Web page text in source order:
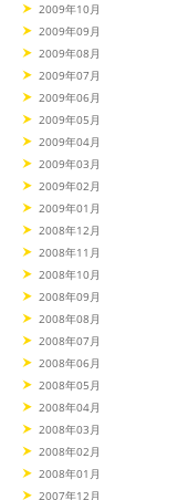
2009年10月
2009年09月
2009年08月
2009年07月
2009年06月
2009年05月
2009年04月
2009年03月
2009年02月
2009年01月
2008年12月
2008年11月
2008年10月
2008年09月
2008年08月
2008年07月
2008年06月
2008年05月
2008年04月
2008年03月
2008年02月
2008年01月
2007年12月